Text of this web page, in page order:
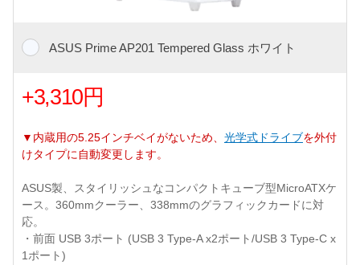
ASUS Prime AP201 Tempered Glass ホワイト
+3,310円
▼内蔵用の5.25インチベイがないため、 光学式ドライブを外付
けタイプに自動変更します。
ASUS製、スタイリッシュなコンパクトキューブ型MicroATXケ
ース。360mmクーラー、338mmのグラフィックカードに対
応。
・前面 USB 3ポート (USB 3 Type-A x2ポート/USB 3 Type-C x
1ポート)